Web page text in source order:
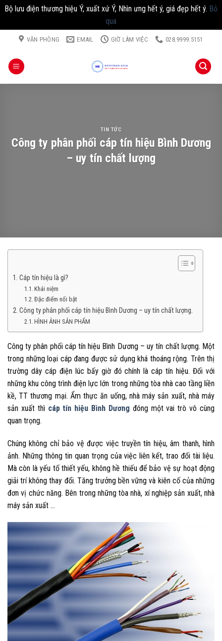
Bộ lưu điện thương hiệu Ý, xuất xứ Ý, Nhìn ưng hết ý, giá đẹp hết ý. Bỏ
qua
Chuyển
dung
VĂN PHÒNG EMAIL GIỜ LÀM VIỆC 028.9999.5151
TIN TỨC
Công ty phân phối cáp tín hiệu Bình Dương
– uy tín chất lượng
Cáp tín hiệu là gì?
Khái niệm
Đặc điểm nổi bật
Công ty phân phối cáp tín hiệu Bình Dương – uy tín chất lượng.
HÌNH ẢNH SẢN PHẨM
Công ty phân phối cáp tín hiệu Bình Dương – uy tín chất lượng. Một
trong những loại cáp đang được sử dụng khá thoáng rộng. Trên thị
trường dây cáp điện lúc bấy giờ đó chính là cáp tín hiệu. Đối với
những khu công trình điện lực lớn trong những tòa nhà cao tầng liền
kề, TT thương mại. Ẩm thực ăn uống, nhà máy sản xuất, nhà máy
sản xuất thì cáp tín hiệu Bình Dương đóng một vai trò vô cùng
quan trọng.
Chúng không chỉ bảo vệ được việc truyền tín hiệu, âm thanh, hình
ảnh. Những thông tin quan trọng của việc liên kết, trao đổi tài liệu.
Mà còn là yếu tố thiết yếu, không hề thiếu để bảo vệ sự hoạt động
giải trí không thay đổi. Tăng trưởng bền vững và kiên cố của những
đơn vị chức năng. Bên trong những tòa nhà, xí nghiệp sản xuất, nhà
máy sản xuất …